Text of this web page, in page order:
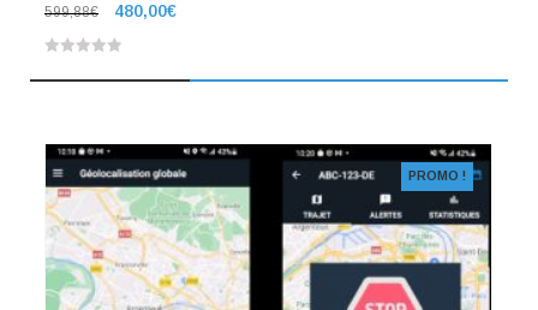
599,88€
Le
prix
480,00€Le
5 PROMO !